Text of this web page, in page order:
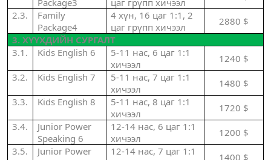
Package3
цаг грүпп хичээл
2.3.
Family
Package4
4 хүн, 16 цаг 1:1, 2
цаг грүпп хичээл
2880 $
3. ХҮҮХДИЙН СУРГАЛТ
3.1.
Kids English 6 5-11 нас, 6 цаг 1:1
хичээл
1240 $
3.2.
Kids English 7 5-11 нас, 7 цаг 1:1
хичээл
1480 $
3.3.
Kids English 8 5-11 нас, 8 цаг 1:1
хичээл
1720 $
3.4.
Junior Power
Speaking 6
12-14 нас, 6 цаг 1:1
хичээл
1200 $
3.5.
Junior Power
12-14 нас, 7 цаг 1:1
1400 $